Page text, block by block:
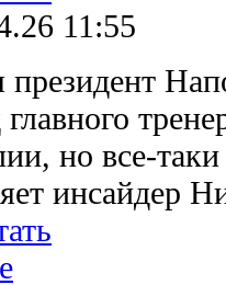
11:55
президент
главного
но все-
инсайдер